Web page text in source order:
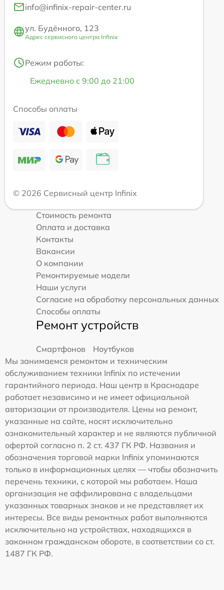
info@infinix-repair-center.ru
ул. Будённого, 123
Адрес сервисного центра Infinix
Режим работы:
Ежедневно с 9:00 до 21:00
Способы оплаты
© 2026 Сервисный центр Infinix
Стоимость ремонта
Оплата и доставка
Контакты
Вакансии
О компании
Ремонтируемые модели
Наши услуги
Согласие на обработку персональных данных
Способы оплаты
Ремонт устройств
Смартфонов
Ноутбуков
Мы занимаемся ремонтом и техническим
обслуживанием техники Infinix по истечении
гарантийного периода. Наш центр в Краснодаре
работает независимо и не имеет официальной
авторизации от производителя. Цены на ремонт,
указанные на сайте, носят исключительно
ознакомительный характер и не являются публичной
офертой согласно п. 2 ст. 437 ГК РФ. Названия и
обозначения торговой марки Infinix упоминаются
только в информационных целях — чтобы обозначить
перечень техники, с которой мы работаем. Наша
организация не аффилирована с владельцами
указанных товарных знаков и не представляет их
интересы. Все виды ремонтных работ выполняются
исключительно на устройствах, находящихся в
законном гражданском обороте, в соответствии со ст.
1487 ГК РФ.